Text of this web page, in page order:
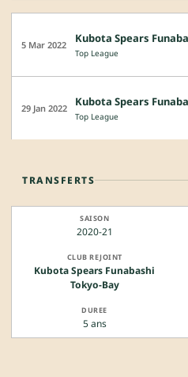
5 Mar 2022
Top League
29 Jan 2022
Top League
TRANSFERTS
2020-21
Kubota Spears Funabashi
Tokyo-Bay
5 ans